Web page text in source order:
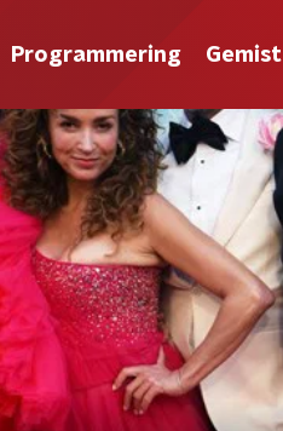
Programmering Gemist